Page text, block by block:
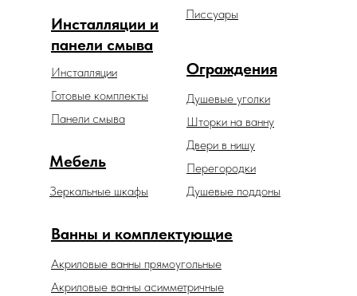
Ванны и комплектующие
Акриловые ванны прямоугольные
Зеркальные шкафы
Мебель
Ограждения
Душевые уголки
Шторки на ванну
Двери в нишу
Перегородки
Душевые поддоны
Акриловые ванны асимметричные
Инсталляции и
панели смыва
Инсталляции
Готовые комплекты
Панели смыва
Писсуары